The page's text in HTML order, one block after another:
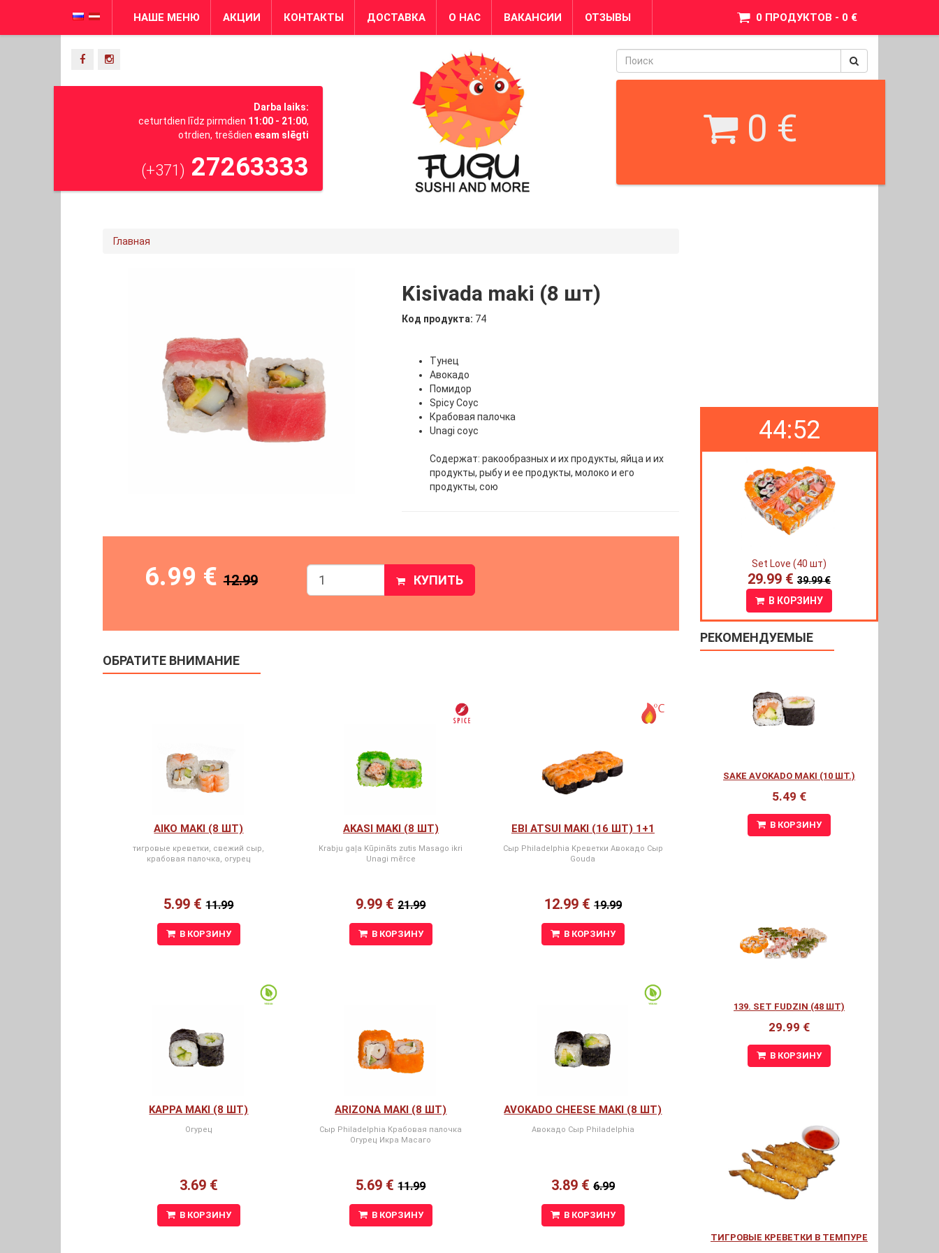
0 ПРОДУКТОВ - 0 €
НАШЕ МЕНЮ АКЦИИ КОНТАКТЫ ДОСТАВКА О НАС ВАКАНСИИ ОТЗЫВЫ
Darba laiks:
ceturtdien līdz pirmdien 11:00 - 21:00,
otrdien, trešdien esam slēgti
(+371) 27263333
0 €
44:52
Set Love (40 шт)
29.99 € 39.99 €
В КОРЗИНУ
РЕКОМЕНДУЕМЫЕ
SAKE AVOKADO MAKI (10 ШТ.)
5.49 €
В КОРЗИНУ
139. SET FUDZIN (48 ШТ)
29.99 €
В КОРЗИНУ
ТИГРОВЫЕ КРЕВЕТКИ В ТЕМПУРЕ
Главная
Kisivada maki (8 шт)
Код продукта: 74
Тунец
Авокадо
Помидор
Spicy Соус
Крабовая палочка
Unagi соус
Содержат: ракообразных и их продукты, яйца и их
продукты, рыбу и ее продукты, молоко и его
продукты, сою
6.99 €12.99 КУПИТЬ
ОБРАТИТЕ ВНИМАНИЕ
AIKO MAKI (8 ШТ)
тигровые креветки, свежий сыр,
крабовая палочка, огурец
5.99 €11.99
В КОРЗИНУ
AKASI MAKI (8 ШТ)
Krabju gaļa Kūpināts zutis Masago ikri
Unagi mērce
9.99 €21.99
В КОРЗИНУ
EBI ATSUI MAKI (16 ШТ) 1+1
Сыр Philadelphia Kреветки Авокадо Сыр
Gouda
12.99 € 19.99
В КОРЗИНУ
KAPPA MAKI (8 ШТ)
Огурец
3.69 €
В КОРЗИНУ
ARIZONA MAKI (8 ШТ)
Сыр Philadelphia Крабовая палочка
Огурец Икра Масаго
5.69 €11.99
В КОРЗИНУ
AVOKADO CHEESE MAKI (8 ШТ)
Авокадо Сыр Philadelphia
3.89 € 6.99
В КОРЗИНУ